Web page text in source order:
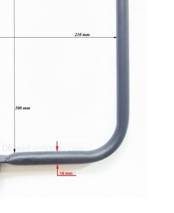
Doppelt antippen zum
vergrößern